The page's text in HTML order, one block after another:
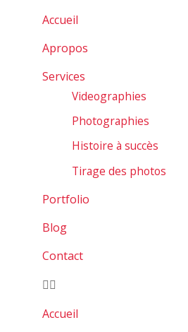
Accueil
Apropos
Services
Videographies
Photographies
Histoire à succès
Tirage des photos
Portfolio
Blog
Contact
Accueil